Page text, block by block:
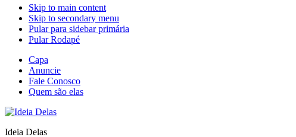
Skip to main content
Skip to secondary menu
Pular para sidebar primária
Pular Rodapé
Capa
Anuncie
Fale Conosco
Quem são elas
Ideia Delas